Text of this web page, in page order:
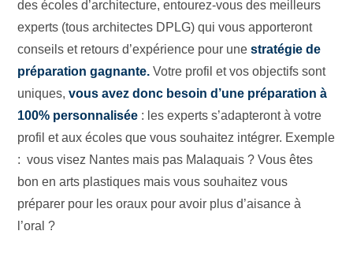
des écoles d’architecture, entourez-vous des meilleurs
experts (tous architectes DPLG) qui vous apporteront
conseils et retours d’expérience pour unestratégie de
préparation gagnante.Votre profil et vos objectifs sont
uniques, vous avez donc besoin d’une préparation à
100% personnalisée : les experts s’adapteront à votre
profil et aux écoles que vous souhaitez intégrer. Exemple
: vous visez Nantes mais pas Malaquais ? Vous êtes
bon en arts plastiques mais vous souhaitez vous
préparer pour les oraux pour avoir plus d’aisance à
l’oral ?